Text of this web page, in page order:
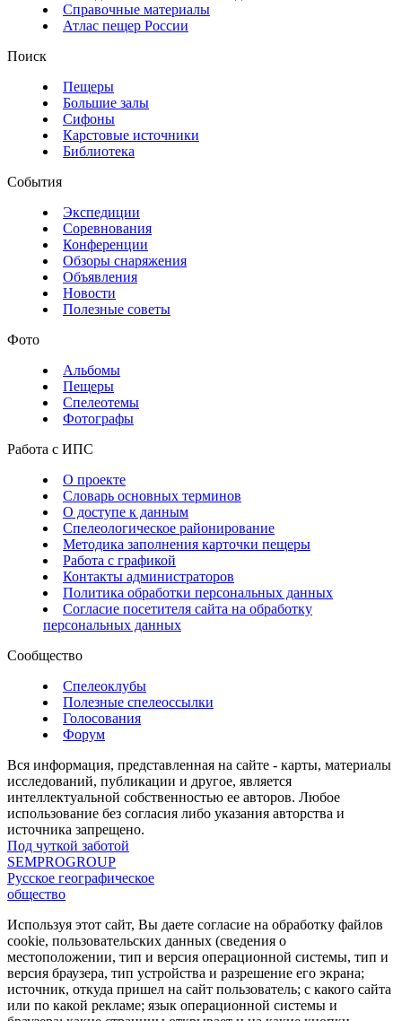
Справочные материалы
Атлас пещер России
Поиск
Пещеры
Большие залы
Сифоны
Карстовые источники
Библиотека
События
Экспедиции
Соревнования
Конференции
Обзоры снаряжения
Объявления
Новости
Полезные советы
Фото
Альбомы
Пещеры
Спелеотемы
Фотографы
Работа с ИПС
О проекте
Словарь основных терминов
О доступе к данным
Спелеологическое районирование
Методика заполнения карточки пещеры
Работа с графикой
Контакты администраторов
Политика обработки персональных данных
Согласие посетителя сайта на обработку
персональных данных
Сообщество
Спелеоклубы
Полезные спелеоссылки
Голосования
Форум
Вся информация, представленная на сайте - карты, материалы
исследований, публикации и другое, является
интеллектуальной собственностью ее авторов. Любое
использование без согласия либо указания авторства и
источника запрещено.
Под чуткой заботой
SEMPROGROUP
Русское географическое
общество
Используя этот сайт, Вы даете согласие на обработку файлов
cookie, пользовательских данных (сведения о
местоположении, тип и версия операционной системы, тип и
версия браузера, тип устройства и разрешение его экрана;
источник, откуда пришел на сайт пользователь; с какого сайта
или по какой рекламе; язык операционной системы и